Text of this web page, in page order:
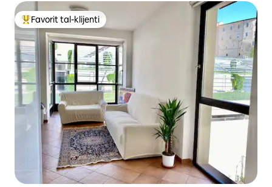
Wieħed mill-aqwa favoriti tal-klijenti
Favorit tal-klijenti